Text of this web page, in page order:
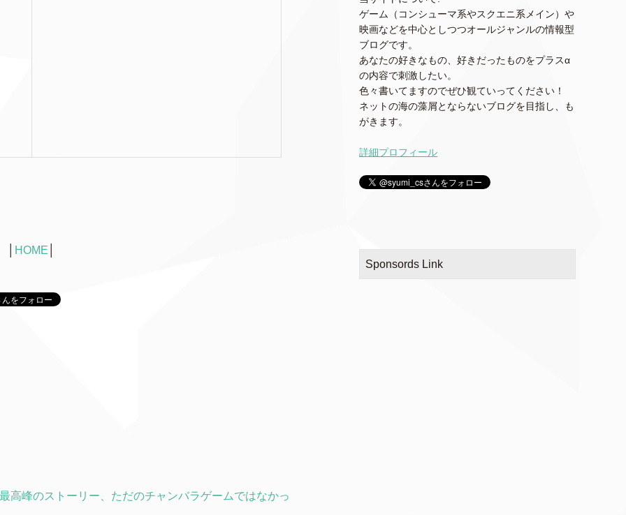
HOME
高峰のストーリー、ただのチャンバラゲームではなかっ
ゲーム（コンシューマ系やスクエニ系メイン）や
映画などを中心としつつオールジャンルの情報型
ブログです。
あなたの好きなもの、好きだったものをプラスα
の内容で刺激したい。
色々書いてますのでぜひ観ていってください！
ネットの海の藻屑とならないブログを目指し、も
がきます。
詳細プロフィール
Sponsords Link